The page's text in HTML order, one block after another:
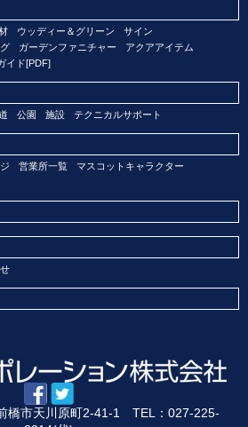
ウッディー＆グリーン
サイン
ガーデンファニチャー
アクアアイテム
イド[PDF]
公園 施設 テクニカルサポート
営業所一覧
マスコットキャラクター
橋市天川原町2-41-1 TEL：027-225-